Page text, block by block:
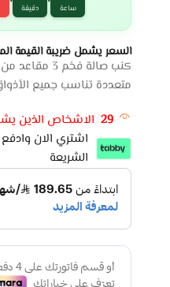
ساعة دقيقة
السعر يشمل ضريبة القيمة
متعددة تناسب جميع الأذواق.
29 الاشخاص الذين
الشريعة